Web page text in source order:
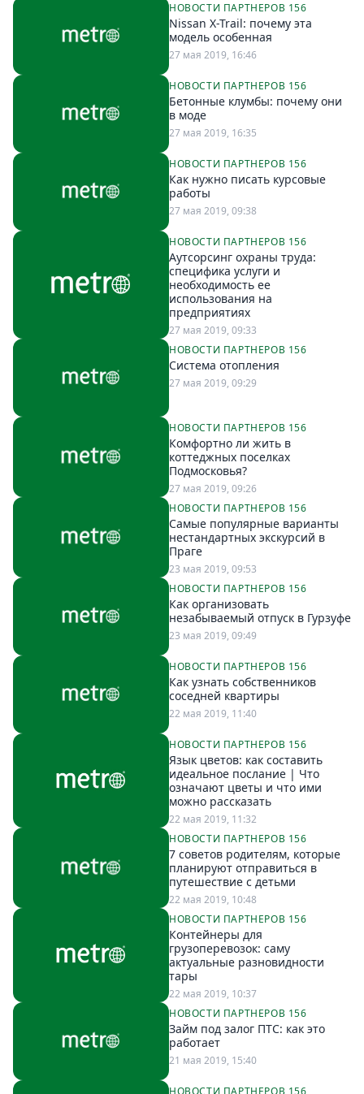
НОВОСТИ ПАРТНЕРОВ 156
Nissan X-Trail: почему эта
модель особенная
27 мая 2019, 16:46
НОВОСТИ ПАРТНЕРОВ 156
Бетонные клумбы: почему они
в моде
27 мая 2019, 16:35
НОВОСТИ ПАРТНЕРОВ 156
Как нужно писать курсовые
работы
27 мая 2019, 09:38
НОВОСТИ ПАРТНЕРОВ 156
Аутсорсинг охраны труда:
специфика услуги и
необходимость ее
использования на
предприятиях
27 мая 2019, 09:33
НОВОСТИ ПАРТНЕРОВ 156
Система отопления
27 мая 2019, 09:29
НОВОСТИ ПАРТНЕРОВ 156
Комфортно ли жить в
коттеджных поселках
Подмосковья?
27 мая 2019, 09:26
НОВОСТИ ПАРТНЕРОВ 156
Самые популярные варианты
нестандартных экскурсий в
Праге
23 мая 2019, 09:53
НОВОСТИ ПАРТНЕРОВ 156
Как организовать
незабываемый отпуск в Гурзуфе
23 мая 2019, 09:49
НОВОСТИ ПАРТНЕРОВ 156
Как узнать собственников
соседней квартиры
22 мая 2019, 11:40
НОВОСТИ ПАРТНЕРОВ 156
Язык цветов: как составить
идеальное послание | Что
означают цветы и что ими
можно рассказать
22 мая 2019, 11:32
НОВОСТИ ПАРТНЕРОВ 156
7 советов родителям, которые
планируют отправиться в
путешествие с детьми
22 мая 2019, 10:48
НОВОСТИ ПАРТНЕРОВ 156
Контейнеры для
грузоперевозок: саму
актуальные разновидности
тары
22 мая 2019, 10:37
НОВОСТИ ПАРТНЕРОВ 156
Займ под залог ПТС: как это
работает
21 мая 2019, 15:40
НОВОСТИ ПАРТНЕРОВ 156